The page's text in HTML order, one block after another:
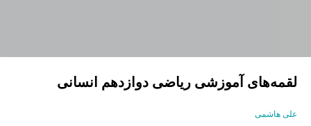
لقمه‌های آموزشی ریاضی دوازدهم انسانی
علی هاشمی